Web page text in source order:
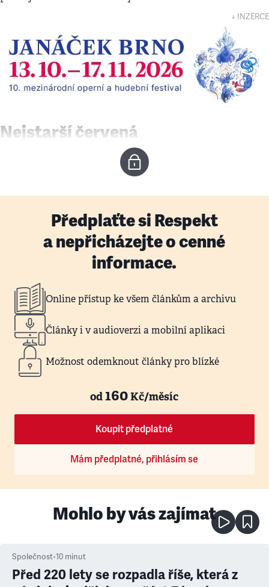
↓ INZERCE
Nejstarší červená
Předplaťte si Respekt
a nepřicházejte o cenné
informace.
Online přístup ke všem článkům a archivu
Články i v audioverzi a mobilní aplikaci
Možnost odemknout články pro blízké
od160Kč/měsíc
Koupit předplatné
Mám předplatné, přihlásím se
Mohlo by vás zajímat
Společnost•10 minut
Před 220 lety se rozpadla říše, která z